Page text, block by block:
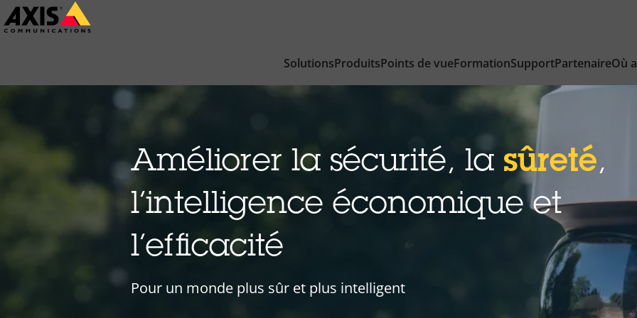
Passer
au
SolutionsProduitsPoints de vueFormationSupportPartenaireOù
Améliorer la sécurité, la sûreté,
l’intelligence économique et
l’efficacité
Pour un monde plus sûr et plus intelligent